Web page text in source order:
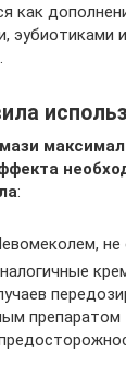
как
эубиотиками
:
не
препаратом